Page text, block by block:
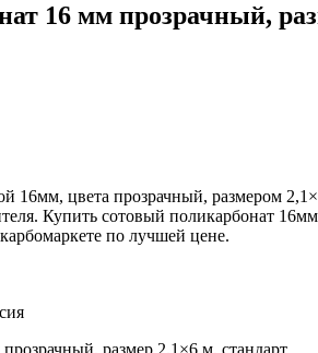
16 мм прозрачный,
16мм, цвета прозрачный, размером
Купить сотовый поликарбонат
по лучшей цене.